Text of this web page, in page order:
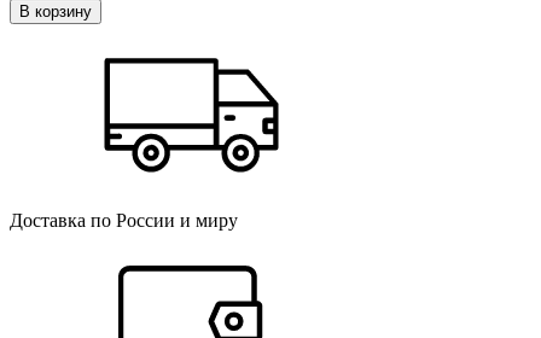
В корзину
Доставка по России и миру